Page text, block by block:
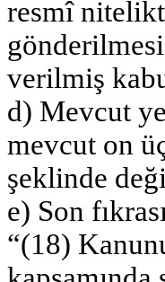
resmî
verilmiş
d) Mevcut
mevcut on
şeklinde
e) Son
“(18)